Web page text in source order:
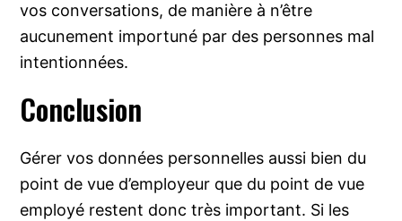
vos conversations, de manière à n’être
aucunement importuné par des personnes mal
intentionnées.
Conclusion
Gérer vos données personnelles aussi bien du
point de vue d’employeur que du point de vue
employé restent donc très important. Si les